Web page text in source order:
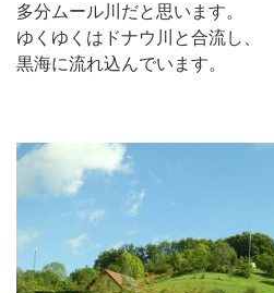
多分ムール川だと思います。
ゆくゆくはドナウ川と合流し、
黒海に流れ込んでいます。